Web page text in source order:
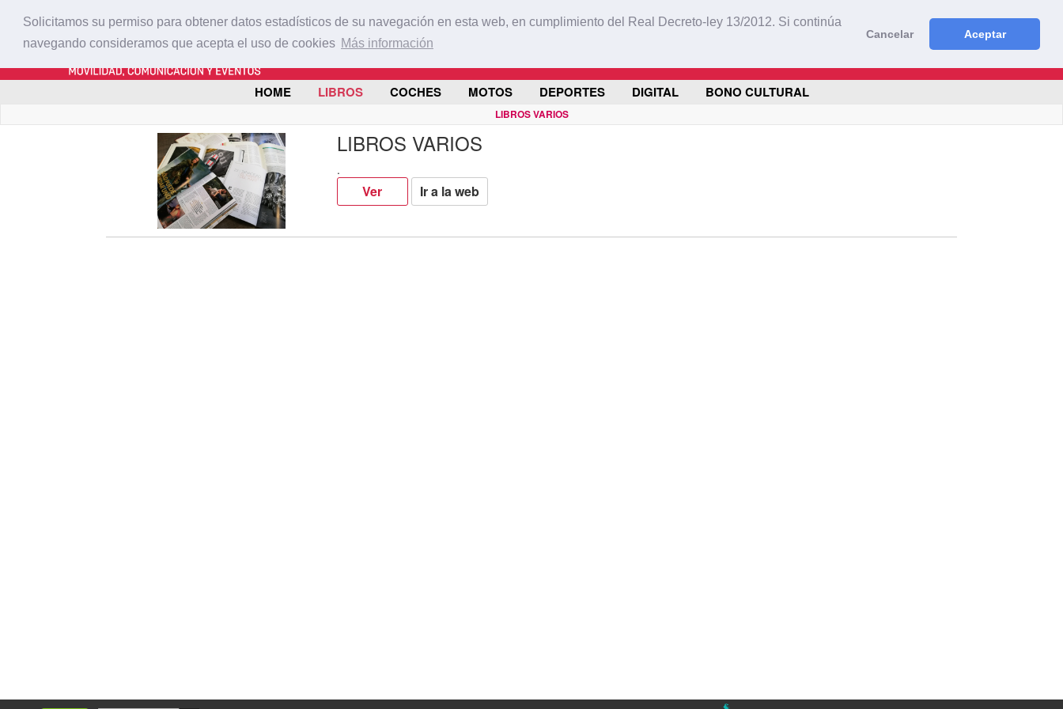
Solicitamos su permiso para obtener datos estadísticos de su navegación en esta web, en cumplimiento del Real Decreto-ley 13/2012. Si continúa
navegando consideramos que acepta el uso de cookies Más información
Cancelar Aceptar
INICIAR SESIÓN
HOME LIBROS COCHES MOTOS DEPORTES DIGITAL BONO CULTURAL
LIBROS VARIOS
LIBROS VARIOS
.
Ver Ir a la web